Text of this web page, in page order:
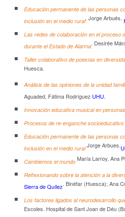
Educación permanente de las personas
inclusión en el medio rural. Jorge Arbués.
Las redes de colaboración en el proceso
durante el Estado de Alarma. Desirée
Taller colaborativo de poesías en
Huesca.
Análisis de las opiniones de la unidad
Aguaded, Fátima Rodríguez UHU.
Innovación educativa musical en
Procesos de re-enganche
Educación permanente de las personas
inclusión en el medio ruralJorge Arbues.
Cambiemos el mundo María Larroy, Ana
Reflexionando sobre la atención a la
Sierra de Quílez. Binéfar (Huesca); Ana
Los factores ligados al neurodesarrollo
Escoles. Hospital de Sant Joan de Déu